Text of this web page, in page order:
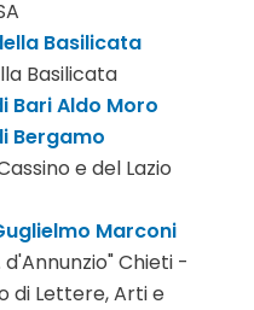
Basilicata
Basilicata
Bari Aldo Moro
Bergamo
e del Lazio
Marconi
Chieti -
di Lettere, Arti e